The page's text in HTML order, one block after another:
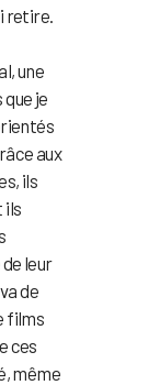
retire.
une
je
aux
ils
ils
leur
de
films
ces
même